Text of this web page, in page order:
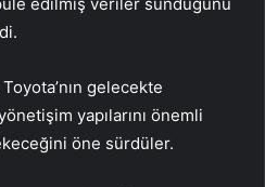
gelecekte
yapılarını önemli
öne sürdüler.